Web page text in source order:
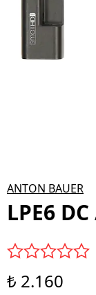
ANTON BAUER
LPE6
₺ 2.160